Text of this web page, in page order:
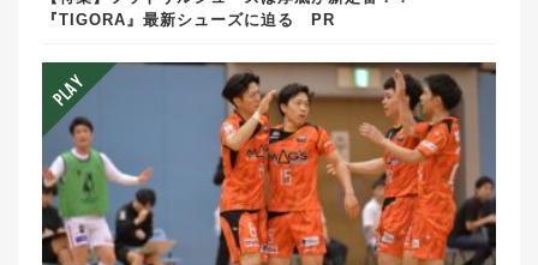
『TIGORA』最新シューズに迫る PR